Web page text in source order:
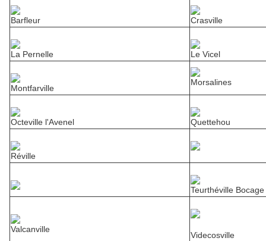
Barfleur Crasville
La Pernelle Le Vicel
Montfarville
Morsalines
Octeville l'Avenel Quettehou
Réville
Teurthéville Bocage
Valcanville
Videcosville